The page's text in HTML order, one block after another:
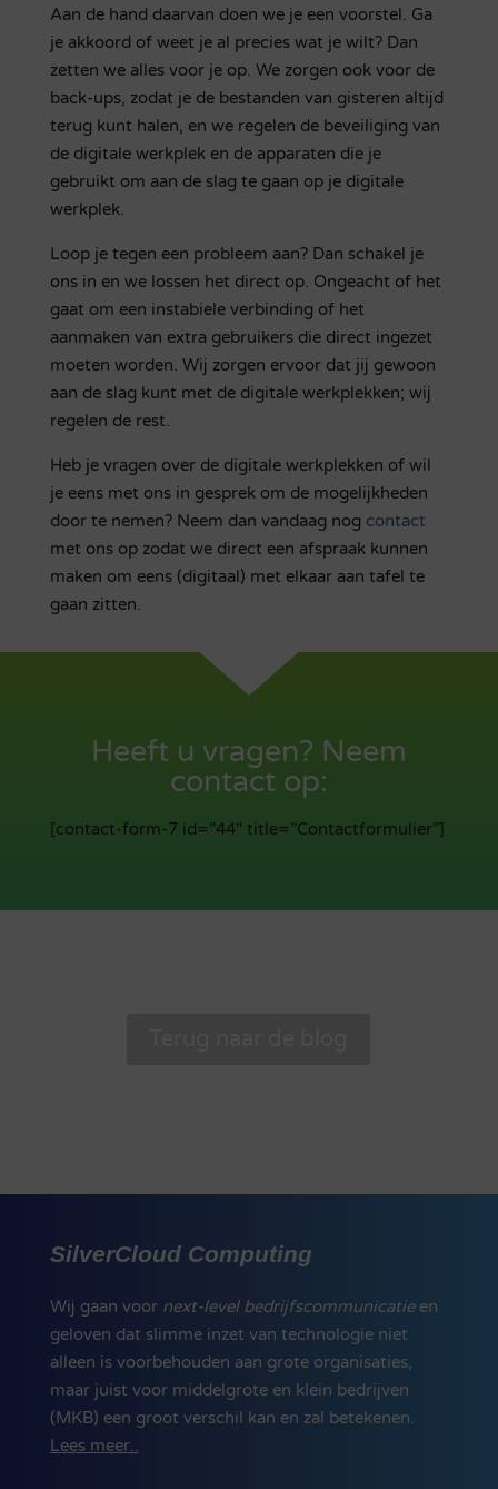
Aan de hand daarvan doen we je een voorstel. Ga
je akkoord of weet je al precies wat je wilt? Dan
zetten we alles voor je op. We zorgen ook voor de
back-ups, zodat je de bestanden van gisteren altijd
terug kunt halen, en we regelen de beveiliging van
de digitale werkplek en de apparaten die je
gebruikt om aan de slag te gaan op je digitale
werkplek.
Loop je tegen een probleem aan? Dan schakel je
ons in en we lossen het direct op. Ongeacht of het
gaat om een instabiele verbinding of het
aanmaken van extra gebruikers die direct ingezet
moeten worden. Wij zorgen ervoor dat jij gewoon
aan de slag kunt met de digitale werkplekken; wij
regelen de rest.
Heb je vragen over de digitale werkplekken of wil
je eens met ons in gesprek om de mogelijkheden
door te nemen? Neem dan vandaag nog contact
met ons op zodat we direct een afspraak kunnen
maken om eens (digitaal) met elkaar aan tafel te
gaan zitten.
Heeft u vragen? Neem
contact op:
[contact-form-7 id=”44″ title=”Contactformulier”]
SilverCloud Computing
Wij gaan voor next-level bedrijfscommunicatie en
geloven dat slimme inzet van technologie niet
alleen is voorbehouden aan grote organisaties,
maar juist voor middelgrote en klein bedrijven
(MKB) een groot verschil kan en zal betekenen.
Lees meer..